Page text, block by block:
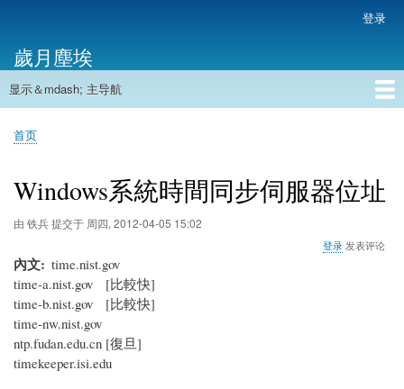
主
内
帐
户
菜
单
登录
歲月塵埃
主
航
显示＆mdash; 主导航
首页
面
屑
首页
Windows系統時間同步伺服器位址
由 铁兵提交于 周四, 2012-04-05 15:02
登录 发表评论
內文
time.nist.gov
time-a.nist.gov [比較快]
time-b.nist.gov [比較快]
time-nw.nist.gov
ntp.fudan.edu.cn [復旦]
timekeeper.isi.edu